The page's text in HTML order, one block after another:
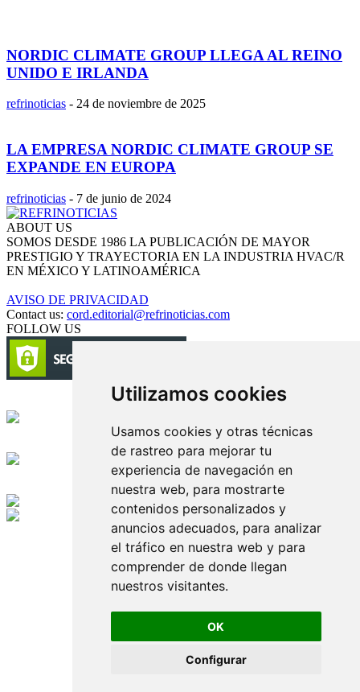
Utilizamos cookies
Usamos cookies y otras técnicas
de rastreo para mejorar tu
experiencia de navegación en
nuestra web, para mostrarte
contenidos personalizados y
anuncios adecuados, para analizar
el tráfico en nuestra web y para
comprender de donde llegan
nuestros visitantes.
OK
Configurar
NORDIC CLIMATE GROUP LLEGA AL REINO
UNIDO E IRLANDA
refrinoticias - 24 de noviembre de 2025
LA EMPRESA NORDIC CLIMATE GROUP SE
EXPANDE EN EUROPA
refrinoticias - 7 de junio de 2024
ABOUT US
SOMOS DESDE 1986 LA PUBLICACIÓN DE MAYOR
PRESTIGIO Y TRAYECTORIA EN LA INDUSTRIA HVAC/R
EN MÉXICO Y LATINOAMÉRICA
AVISO DE PRIVACIDAD
Contact us: cord.editorial@refrinoticias.com
FOLLOW US
Circulación certificada
Edición digital con tecnología
Playa Revolcadero 222 Col. Reforma Iztaccihuatl Norte C.P. 08810
CIUDAD DE MEXICO
Conmutador CIUDAD DE MEXICO (+52) 555 740 4476, 555 740
© 2000-2026 BURO DE MERCADOTECNIA DEL CENTRO,
Todos los nombres, marcas, logotipos, productos e imagenes
mencionados son propiedad de sus respectivos dueños
Prohibida la reproducción total o parcial de los contenidos aqui
publicados incluyendo cualquier medio electrónico o magnético